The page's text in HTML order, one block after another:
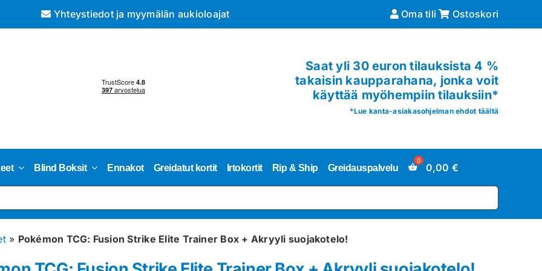
Yhteystiedot ja myymälän aukioloajat Oma tili Ostoskori
Saat yli 30 euron tilauksista 4 %
takaisin kaupparahana, jonka voit
käyttää myöhempiin tilauksiin*
*Lue kanta-asiakasohjelman ehdot täältä
Blind Boksit Ennakot Greidatut kortit Irtokortit Rip & Ship Greidauspalvelu 0,00 €
» Pokémon TCG: Fusion Strike Elite Trainer Box + Akryyli suojakotelo!